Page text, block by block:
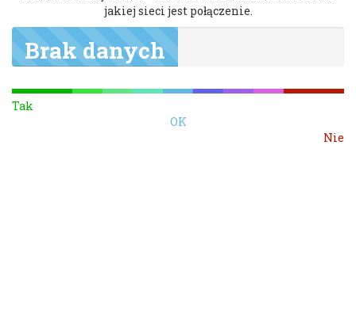
jakiej sieci jest połączenie.
Brak danych
Tak
OK
Nie